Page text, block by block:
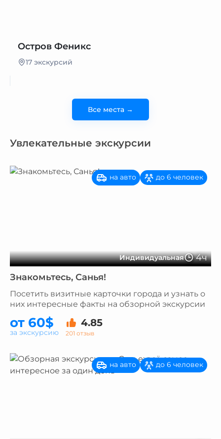
Остров Феникс
17 экскурсий
Все места →
Увлекательные экскурсии
Индивидуальная 4ч
на авто до 6 человек
Знакомьтесь, Санья!
Посетить визитные карточки города и узнать о
них интересные факты на обзорной экскурсии
от 60$ 4.85
201 отзыв
за экскурсию
на авто до 6 человек